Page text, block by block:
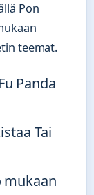
Pon
teemat.
Panda
Tai
mukaan